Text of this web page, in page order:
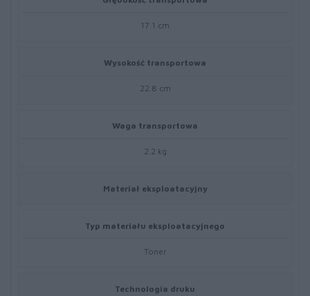
17.1 cm
Wysokość transportowa
22.8 cm
Waga transportowa
2.2 kg
Materiał eksploatacyjny
Typ materiału eksploatacyjnego
Toner
Technologia druku